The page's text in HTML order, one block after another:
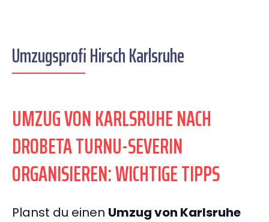
Umzugsprofi Hirsch Karlsruhe
UMZUG VON KARLSRUHE NACH
DROBETA TURNU-SEVERIN
ORGANISIEREN: WICHTIGE TIPPS
Planst du einen Umzug von Karlsruhe